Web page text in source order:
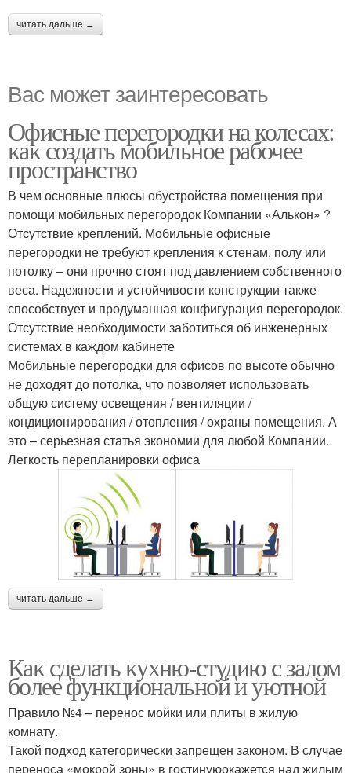
читать дальше →
Вас может заинтересовать
Офисные перегородки на колесах:
как создать мобильное рабочее
пространство
В чем основные плюсы обустройства помещения при
помощи мобильных перегородок Компании «Алькон» ?
Отсутствие креплений. Мобильные офисные
перегородки не требуют крепления к стенам, полу или
потолку – они прочно стоят под давлением собственного
веса. Надежности и устойчивости конструкции также
способствует и продуманная конфигурация перегородок.
Отсутствие необходимости заботиться об инженерных
системах в каждом кабинете
Мобильные перегородки для офисов по высоте обычно
не доходят до потолка, что позволяет использовать
общую систему освещения / вентиляции /
кондиционирования / отопления / охраны помещения. А
это – серьезная статья экономии для любой Компании.
Легкость перепланировки офиса
читать дальше →
Как сделать кухню-студию с залом
более функциональной и уютной
Правило №4 – перенос мойки или плиты в жилую
комнату.
Такой подход категорически запрещен законом. В случае
переноса «мокрой зоны» в гостинуюокажется над жилым